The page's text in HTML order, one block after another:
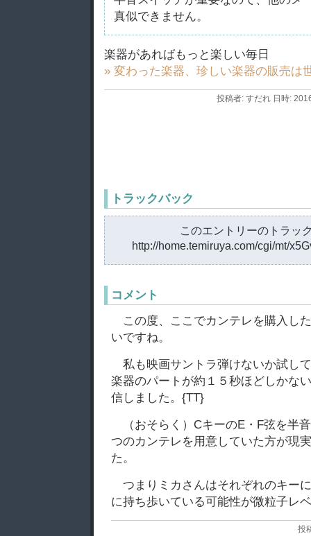
真似できません。
楽器があればもっと楽しい毎日
» 変わった楽器、珍しい楽器の販売は
投稿者: すだれ 日時:
トラックバック
このエントリーのトラッ
http://home.temiruya.com/cgi/mt/
コメント
この度、ここでカンテレを購入し
いですね。
私も映画サントラ弾けないか試し
楽器のパートが約１５秒ほどしかな
信しました。{TT}
（おそらく）CキーのE・F弦を半
つのカンテレを用意していた方が現
た。
つまりミカさんはそれぞれのキー
に持ち歩いている可能性が微粒子レ
投